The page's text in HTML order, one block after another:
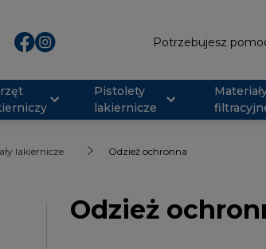
Potrzebujesz
Pistolety
lakiernicze
lakiernicze Odzież ochronna
Odzież